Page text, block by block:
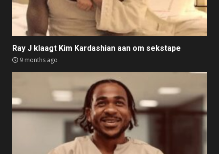
Ray J klaagt Kim Kardashian aan om sekstape
9 months ago